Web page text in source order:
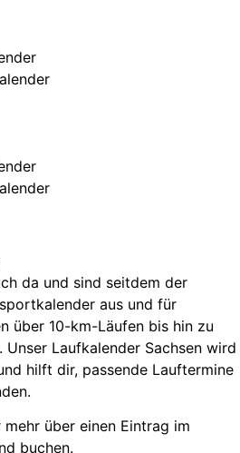
da und sind seitdem der
aus und für
über 10-km-Läufen bis hin zu
. Unser Laufkalender Sachsen wird
hilft dir, passende Lauftermine
über einen Eintrag im
buchen.